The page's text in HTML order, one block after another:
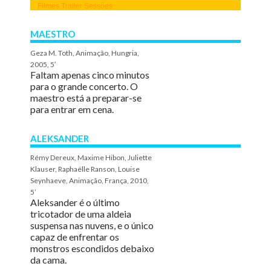
Filmes Trailer Sessões
MAESTRO
Geza M. Toth, Animação, Hungria,
2005, 5′
Faltam apenas cinco minutos
para o grande concerto. O
maestro está a preparar-se
para entrar em cena.
ALEKSANDER
Rémy Dereux, Maxime Hibon, Juliette
Klauser, Raphaëlle Ranson, Louise
Seynhaeve, Animação, França, 2010,
5’
Aleksander é o último
tricotador de uma aldeia
suspensa nas nuvens, e o único
capaz de enfrentar os
monstros escondidos debaixo
da cama.